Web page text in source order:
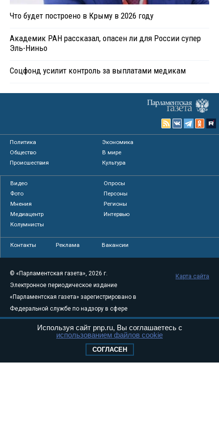
Что будет построено в Крыму в 2026 году
Академик РАН рассказал, опасен ли для России супер
Эль-Ниньо
Соцфонд усилит контроль за выплатами медикам
Политика
Экономика
Общество
В мире
Происшествия
Культура
Видео
Опросы
Фото
Персоны
Мнения
Регионы
Медиацентр
Интервью
Колумнисты
Контакты Реклама Вакансии
© «Парламентская газета», 2026 г.
Электронное периодическое издание
«Парламентская газета» зарегистрировано в
Федеральной службе по надзору в сфере
связи, информационных технологий и
массовых коммуникаций (Роскомнадзор) 05
Свидетельство о регистрации Эл № ФС77-
Карта сайта
Используя сайт pnp.ru, Вы соглашаетесь с
использованием файлов cookie
СОГЛАСЕН